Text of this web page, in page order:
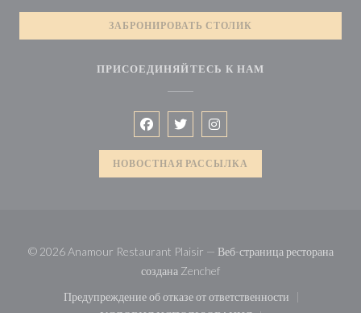
ЗАБРОНИРОВАТЬ СТОЛИК
ПРИСОЕДИНЯЙТЕСЬ К НАМ
Facebook ((открывается в новом
Twitter ((открывается в новом
Instagram ((открывается в
НОВОСТНАЯ РАССЫЛКА
© 2026 Anamour Restaurant Plaisir — Веб-страница ресторана
создана Zenchef((открывается в новом окне))
Предупреждение об отказе от ответственности
((открывается в новом окне))